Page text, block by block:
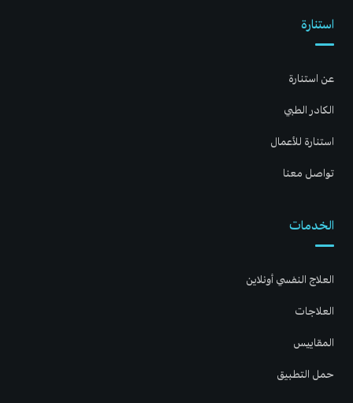
استنارة
عن استنارة
الكادر الطبي
استنارة للأعمال
تواصل معنا
الخدمات
العلاج النفسي أونلاين
العلاجات
المقاييس
حمل التطبيق